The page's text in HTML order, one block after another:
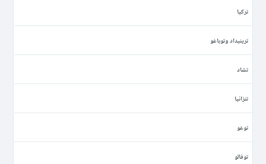
تركيا
ترينيداد وتوباغو
تشاد
تنزانيا
توغو
توفالو